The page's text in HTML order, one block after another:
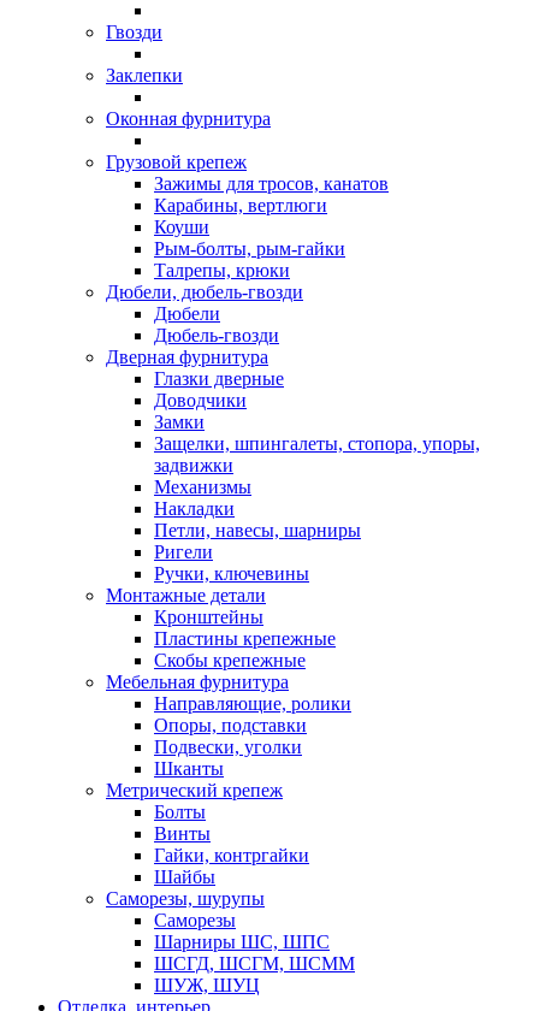
Гвозди
Заклепки
Оконная фурнитура
Грузовой крепеж
Зажимы для тросов, канатов
Карабины, вертлюги
Коуши
Рым-болты, рым-гайки
Талрепы, крюки
Дюбели, дюбель-гвозди
Дюбели
Дюбель-гвозди
Дверная фурнитура
Глазки дверные
Доводчики
Замки
Защелки, шпингалеты, стопора, упоры,
задвижки
Механизмы
Накладки
Петли, навесы, шарниры
Ригели
Ручки, ключевины
Монтажные детали
Кронштейны
Пластины крепежные
Скобы крепежные
Мебельная фурнитура
Направляющие, ролики
Опоры, подставки
Подвески, уголки
Шканты
Метрический крепеж
Болты
Винты
Гайки, контргайки
Шайбы
Саморезы, шурупы
Саморезы
Шарниры ШС, ШПС
ШСГД, ШСГМ, ШСММ
ШУЖ, ШУЦ
Отделка, интерьер